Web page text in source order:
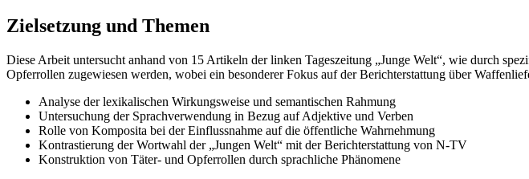
Zielsetzung und Themen
Diese Arbeit untersucht anhand von 15 Artikeln der linken Tageszeitung „Junge Welt“, wie durch
Opferrollen zugewiesen werden, wobei ein besonderer Fokus auf der Berichterstattung über
Analyse der lexikalischen Wirkungsweise und semantischen Rahmung
Untersuchung der Sprachverwendung in Bezug auf Adjektive und Verben
Rolle von Komposita bei der Einflussnahme auf die öffentliche Wahrnehmung
Kontrastierung der Wortwahl der „Jungen Welt“ mit der Berichterstattung von N-TV
Konstruktion von Täter- und Opferrollen durch sprachliche Phänomene